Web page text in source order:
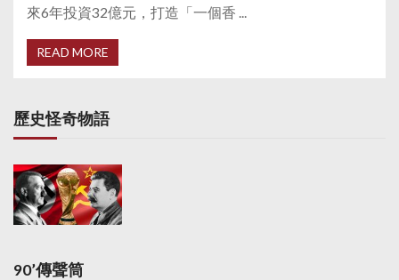
來6年投資32億元，打造「一個香 ...
READ MORE
歷史怪奇物語
90’傳聲筒